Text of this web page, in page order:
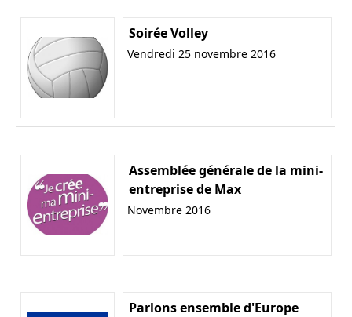
Soirée Volley
Vendredi 25 novembre 2016
Assemblée générale de la mini-
entreprise de Max
Novembre 2016
Parlons ensemble d'Europe